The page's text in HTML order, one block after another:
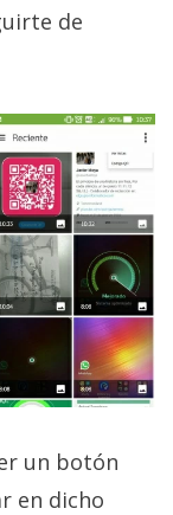
de
un botón
en dicho